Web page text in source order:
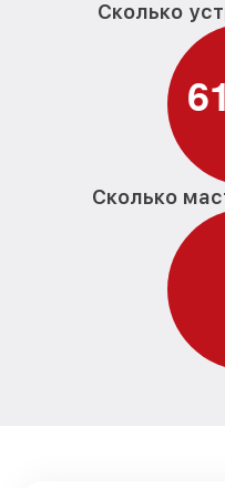
Чистка CCD/CMOS
фотоаппарата Canon
Замена байонета
Замена кнопки
Замена микрофона
Замена аккумулятора
Программный ремонт
Сколько
61
Сколько